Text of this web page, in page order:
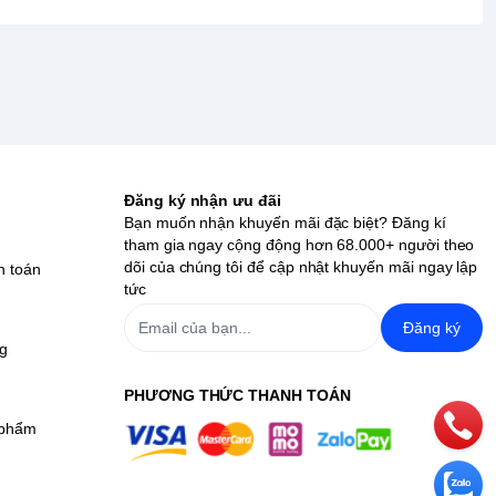
toán
Đăng ký nhận ưu đãi
Bạn muốn nhận khuyến mãi đặc biệt? Đăng kí
tham gia ngay cộng động hơn 68.000+ người theo
dõi của chúng tôi để cập nhật khuyến mãi ngay lập
tức
Đăng ký
PHƯƠNG THỨC THANH TOÁN